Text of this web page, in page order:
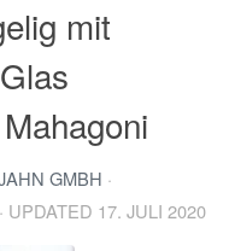
mit
GMBH ·
· UPDATED 17. JULI 2020